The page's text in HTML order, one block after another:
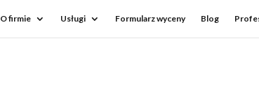
O firmie Usługi Formularz wyceny Blog